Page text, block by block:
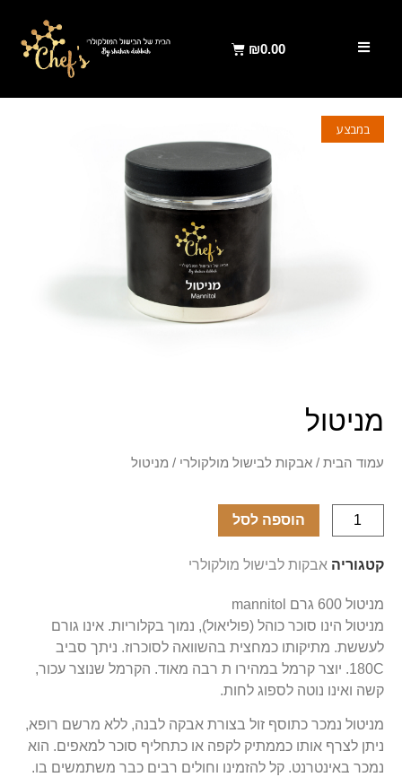
₪0.00
במבצע
מניטול
עמוד הבית / אבקות לבישול מולקולרי / מניטול
הוספה לסל
קטגוריה אבקות לבישול מולקולרי
מניטול 600 גרם mannitol
מניטול הינו סוכר כוהל (פוליאול), נמוך בקלוריות. אינו גורם
לעששת. מתיקותו כמחצית בהשוואה לסוכרוז. ניתך סביב
180C. יוצר קרמל במהירו ת רבה מאוד. הקרמל שנוצר עכור,
קשה ואינו נוטה לספוג לחות.
מניטול נמכר כתוסף זול בצורת אבקה לבנה, ללא מרשם רופא,
ניתן לצרף אותו כממתיק לקפה או כתחליף סוכר למאפים. הוא
נמכר באינטרנט. קל להזמינו וחולים רבים כבר משתמשים בו.